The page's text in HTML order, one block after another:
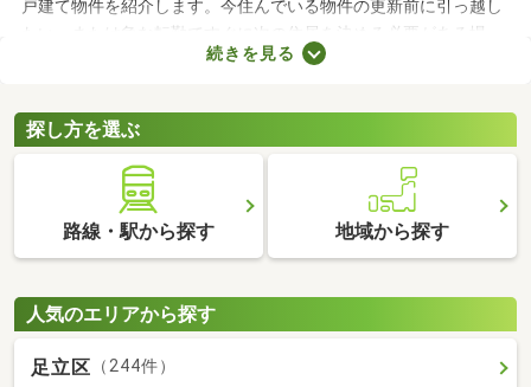
戸建て物件を紹介します。今住んでいる物件の更新前に引っ越し
たい、または急な転勤ですぐに次の住居を決める必要がある場
合、次の住居を早めに決めなければなりません。即入居可の物件
る方はぜひチェックしてみてくださいね。
続きを見る
探し方を選ぶ
路線・駅から探す 地域から探す
人気のエリアから探す
足立区 （244件）